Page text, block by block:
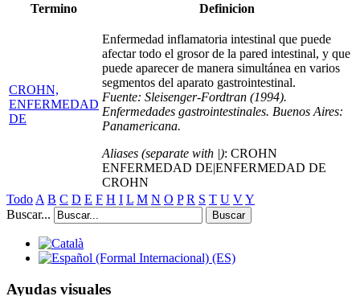
Termino
Definicion
CROHN,
ENFERMEDAD
DE
Enfermedad inflamatoria intestinal que puede
afectar todo el grosor de la pared intestinal, y que
puede aparecer de manera simultánea en varios
segmentos del aparato gastrointestinal.
Fuente: Sleisenger-Fordtran (1994).
Enfermedades gastrointestinales. Buenos Aires:
Panamericana.
Aliases (separate with |): CROHN
ENFERMEDAD DE|ENFERMEDAD DE
CROHN
Todo A B C D E F H I L M N O P R S T U VY
Buscar...
Buscar
Ayudas visuales